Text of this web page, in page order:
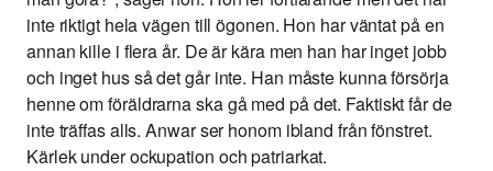
inte riktigt hela vägen till ögonen. Hon har väntat på en
annan kille i flera år. De är kära men han har inget jobb
och inget hus så det går inte. Han måste kunna försörja
henne om föräldrarna ska gå med på det. Faktiskt får de
inte träffas alls. Anwar ser honom ibland från fönstret.
Kärlek under ockupation och patriarkat.